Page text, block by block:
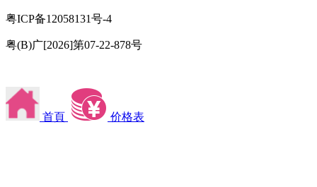
粤ICP备12058131号-4
粤(B)广[2026]第07-22-878号
首頁 价格表